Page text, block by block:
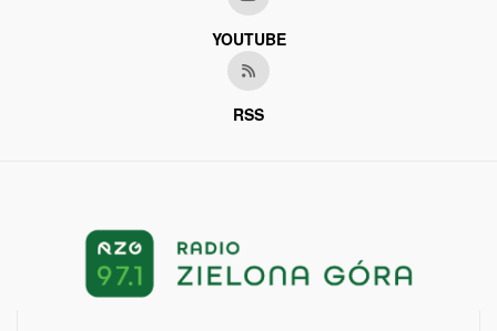
YOUTUBE
RSS